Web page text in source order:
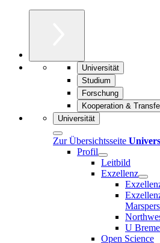
Universität
Studium
Forschung
Kooperation &
Universität
Zur Übersichtsseite
Profil
Leitbild
Exzellenz
U
Open Science